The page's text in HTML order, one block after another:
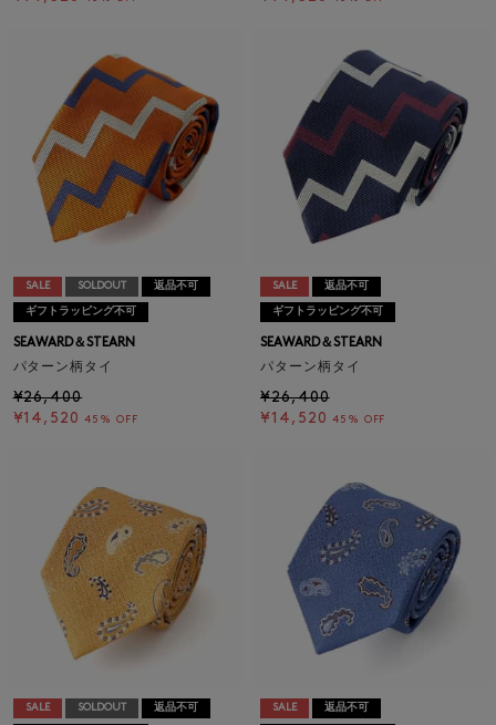
SALE SOLDOUT 返品不可
ギフトラッピング不可
SEAWARD＆STEARN
パターン柄タイ
¥26,400
¥14,520 45% OFF
SALE 返品不可
ギフトラッピング不可
SEAWARD＆STEARN
パターン柄タイ
¥26,400
¥14,520 45% OFF
SALE SOLDOUT 返品不可 SALE 返品不可